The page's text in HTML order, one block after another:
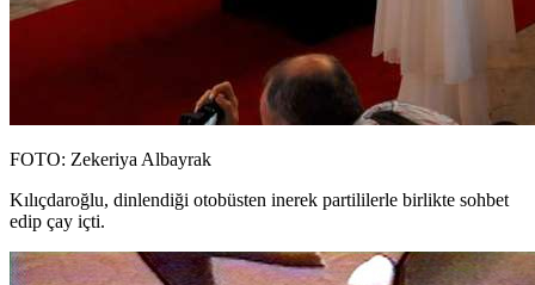
FOTO: Zekeriya Albayrak
Kılıçdaroğlu, dinlendiği otobüsten inerek partililerle birlikte sohbet
edip çay içti.